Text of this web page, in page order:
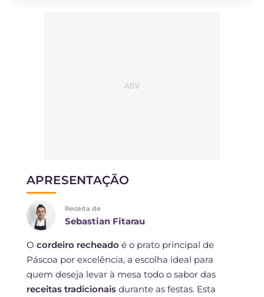
APRESENTAÇÃO
Receita de
Sebastian Fitarau
O cordeiro recheado é o prato principal de
Páscoa por excelência, a escolha ideal para
quem deseja levar à mesa todo o sabor das
receitas tradicionaisdurante as festas. Esta